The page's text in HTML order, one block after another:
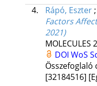
4.
Rápó, Eszter;
Factors
2021)
MOLECULES
DOI WoS
[32184516]